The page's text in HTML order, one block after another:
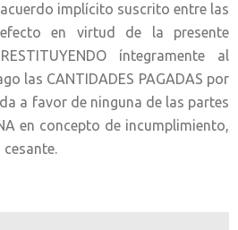
implícito suscrito entre las
en virtud de la presente
íntegramente al
las CANTIDADES PAGADAS por
a favor de ninguna de las partes
en concepto de incumplimiento,